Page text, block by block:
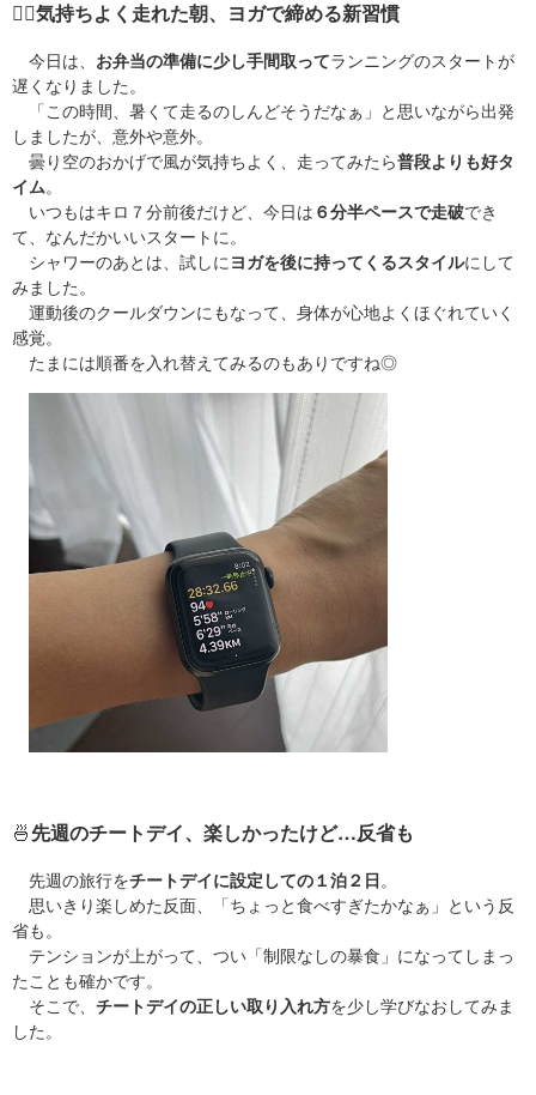
🧘‍♀️気持ちよく走れた朝、ヨガで締める新習慣
今日は、 お弁当の準備に少し手間取ってランニングのスタートが
遅くなりました。
「この時間、暑くて走るのしんどそうだなぁ」と思いながら出発
しましたが、意外や意外。
曇り空のおかげで風が気持ちよく、走ってみたら普段よりも好タ
イム。
いつもはキロ７分前後だけど、今日は ６分半ペースで走破でき
て、なんだかいいスタートに。
シャワーのあとは、試しに ヨガを後に持ってくるスタイルにして
みました。
運動後のクールダウンにもなって、身体が心地よくほぐれていく
感覚。
たまには順番を入れ替えてみるのもありですね◎
🍜先週のチートデイ、楽しかったけど…反省も
先週の旅行をチートデイに設定しての１泊２日 。
思いきり楽しめた反面、「ちょっと食べすぎたかなぁ」という反
省も。
テンションが上がって、つい「制限なしの暴食」になってしまっ
たことも確かです。
そこで、 チートデイの正しい取り入れ方を少し学びなおしてみま
した。